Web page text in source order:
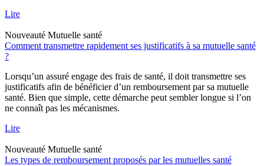
Lire
Nouveauté Mutuelle santé
Comment transmettre rapidement ses justificatifs à sa mutuelle santé
?
Lorsqu’un assuré engage des frais de santé, il doit transmettre ses
justificatifs afin de bénéficier d’un remboursement par sa mutuelle
santé. Bien que simple, cette démarche peut sembler longue si l’on
ne connaît pas les mécanismes.
Lire
Nouveauté Mutuelle santé
Les types de remboursement proposés par les mutuelles santé